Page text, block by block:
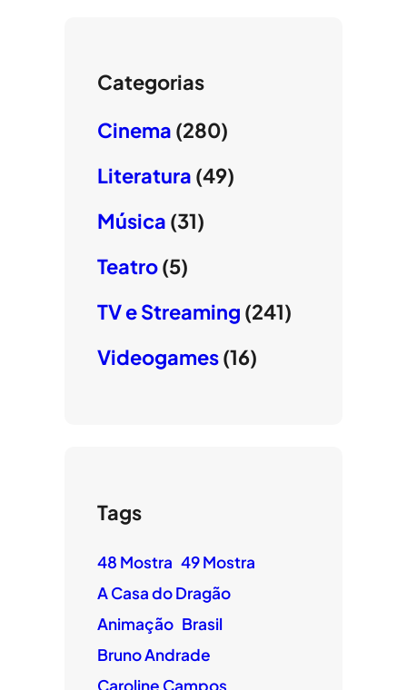
Categorias
Cinema (280)
Literatura (49)
Música (31)
Teatro(5)
TV e Streaming (241)
Videogames(16)
Tags
48 Mostra 49 Mostra
A Casa do Dragão
Animação Brasil
Bruno Andrade
Caroline Campos